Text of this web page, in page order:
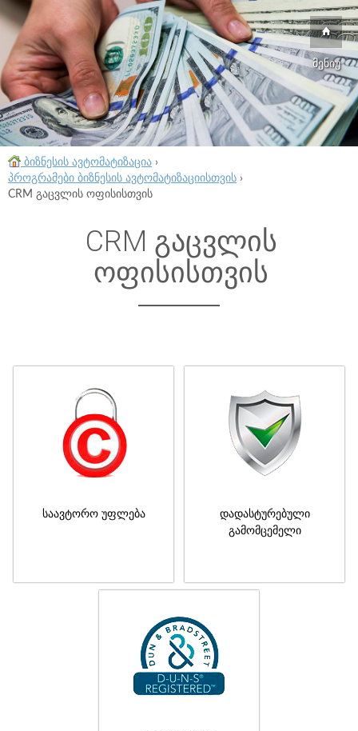
მენიუ
ბიზნესის ავტომატიზაცია ›
პროგრამები ბიზნესის ავტომატიზაციისთვის ›
CRM გაცვლის ოფისისთვის
CRM გაცვლის
ოფისისთვის
საავტორო უფლება
დადასტურებული
გამომცემელი